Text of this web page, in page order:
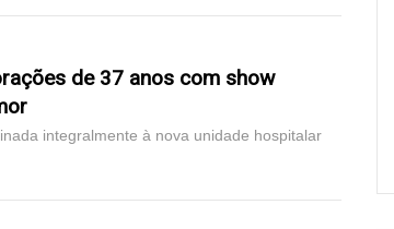
de 37 anos com show
integralmente à nova unidade hospitalar